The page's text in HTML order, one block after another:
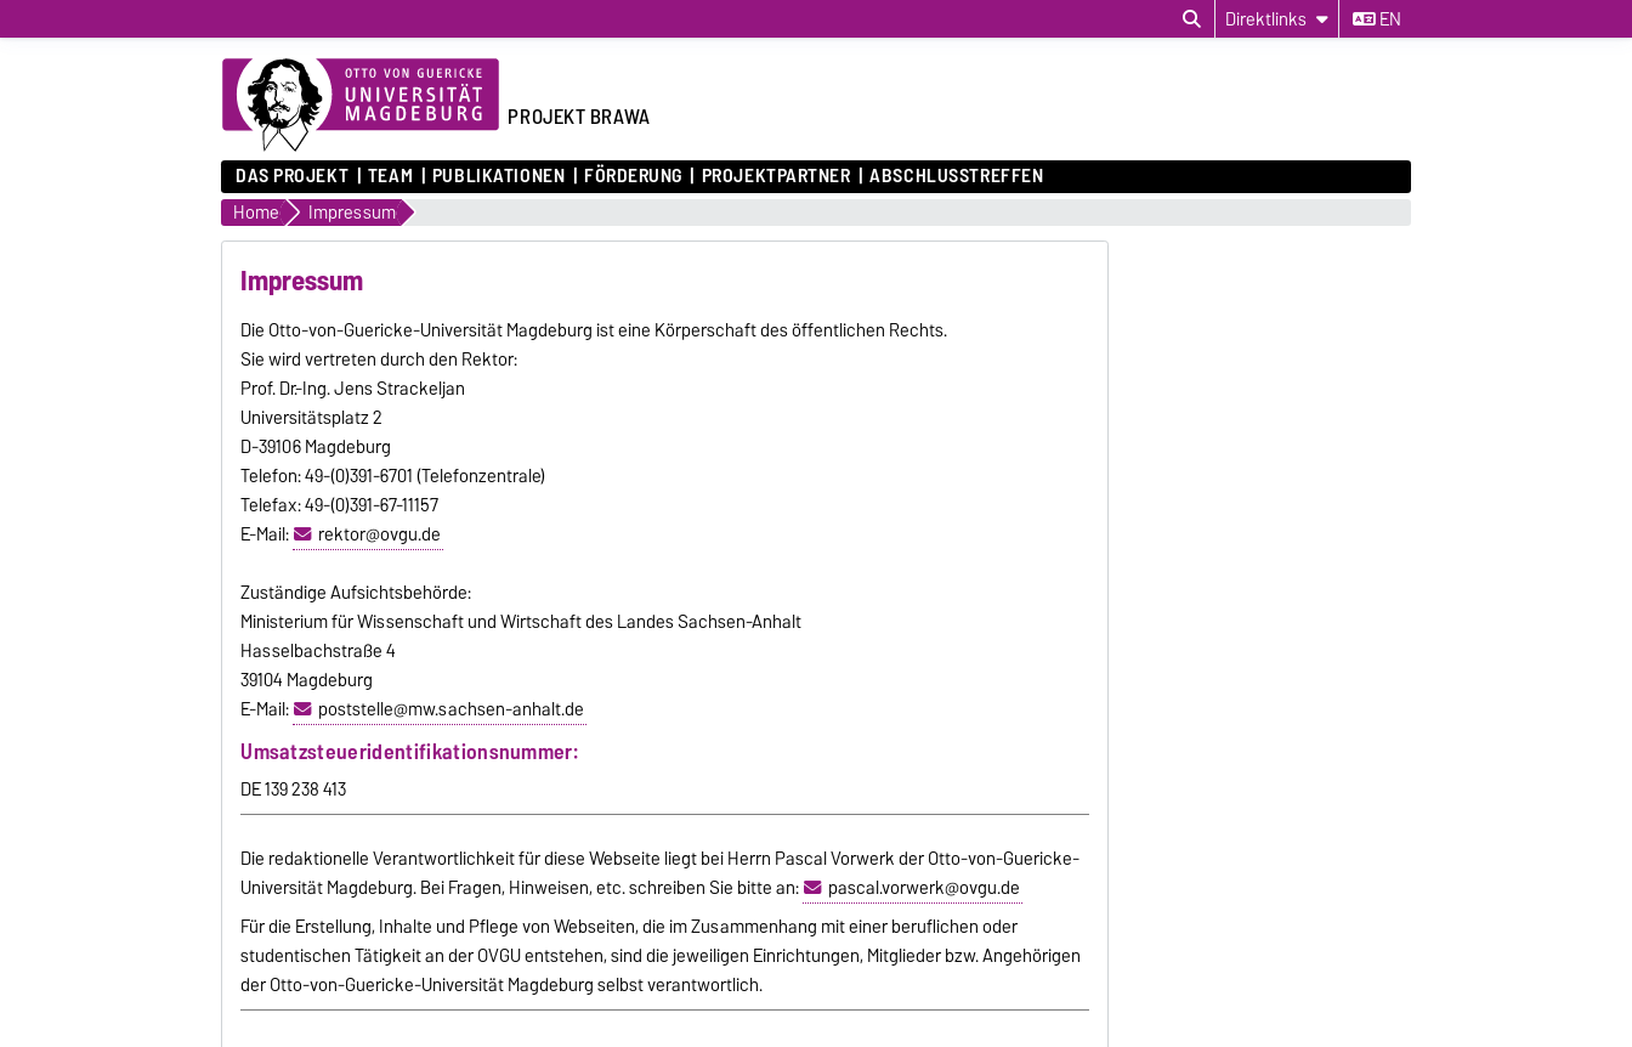
Direktlinks EN
PROJEKT BRAWA
DAS PROJEKT TEAM PUBLIKATIONEN FÖRDERUNG PROJEKTPARTNER ABSCHLUSSTREFFEN
Home Impressum
Impressum
Die Otto-von-Guericke-Universität Magdeburg ist eine Körperschaft des öffentlichen Rechts.
Sie wird vertreten durch den Rektor:
Prof. Dr.-Ing. Jens Strackeljan
Universitätsplatz 2
D-39106 Magdeburg
Telefon: 49-(0)391-6701 (Telefonzentrale)
Telefax: 49-(0)391-67-11157
E-Mail:
rektor@ovgu.de
Zuständige Aufsichtsbehörde:
Ministerium für Wissenschaft und Wirtschaft des Landes Sachsen-Anhalt
Hasselbachstraße 4
39104 Magdeburg
E-Mail:
poststelle@mw.sachsen-anhalt.de
Umsatzsteueridentifikationsnummer:
DE 139 238 413
Die redaktionelle Verantwortlichkeit für diese Webseite liegt bei Herrn Pascal Vorwerk der Otto-von-Guericke-
Universität Magdeburg. Bei Fragen, Hinweisen, etc. schreiben Sie bitte an:
pascal.vorwerk@ovgu.de
Für die Erstellung, Inhalte und Pflege von Webseiten, die im Zusammenhang mit einer beruflichen oder
studentischen Tätigkeit an der OVGU entstehen, sind die jeweiligen Einrichtungen, Mitglieder bzw. Angehörigen
der Otto-von-Guericke-Universität Magdeburg selbst verantwortlich.